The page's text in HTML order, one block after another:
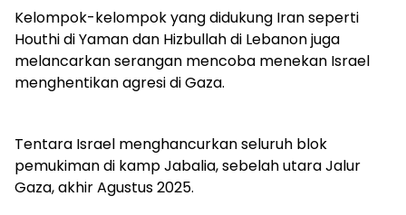
Kelompok-kelompok yang didukung Iran seperti
Houthi di Yaman dan Hizbullah di Lebanon juga
melancarkan serangan mencoba menekan Israel
menghentikan agresi di Gaza.
Tentara Israel menghancurkan seluruh blok
pemukiman di kamp Jabalia, sebelah utara Jalur
Gaza, akhir Agustus 2025.